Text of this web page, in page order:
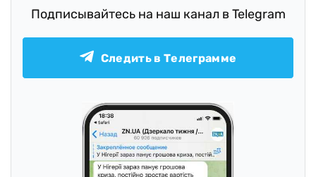
Подписывайтесь на наш канал в Telegram
Следить в Телеграмме